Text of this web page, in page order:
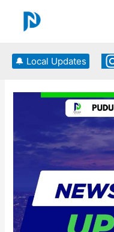
content
🔔 Local Updates